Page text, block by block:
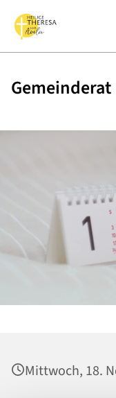
Gemeinderat
Mittwoch, 18.